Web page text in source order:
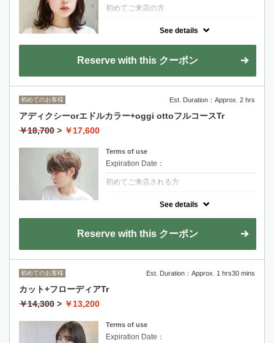
初めてご来店の方
テム「バルネイドシステム」。選択的に補修
する事でベタつきのない髪本来の質感へ
適合輕度到中度受損髮質
See details
Reserve with this クーポン
初めてのお客様 Est. Duration：Approx. 2 hrs
アディクシーorエドルカラー+oggi ottoフルコースTr
￥18,700 > ￥17,600
Terms of use
Expiration Date：
初めてご来店される方
ラー剤
話題の髪質改善魔法トリートメントは一人一
金山永周+2200
RYOHEI+2200
See details
Reserve with this クーポン
初めてのお客様 Est. Duration：Approx. 1 hrs30 mins
カット+フローディアTr
￥14,300 > ￥13,200
Terms of use
Expiration Date：